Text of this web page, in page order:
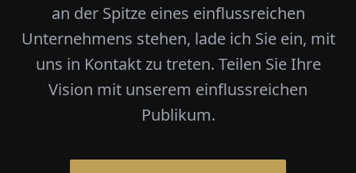
an der Spitze eines einflussreichen
Unternehmens stehen, lade ich Sie ein, mit
uns in Kontakt zu treten. Teilen Sie Ihre
Vision mit unserem einflussreichen
Publikum.